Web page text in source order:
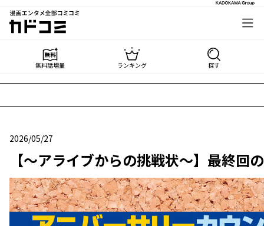
漫画エンタメ全部コミコミ
カドコミ
無料話増量 ランキング 探す
2026/05/27
2026年05月27日
【～アライブからの挑戦状～】最終